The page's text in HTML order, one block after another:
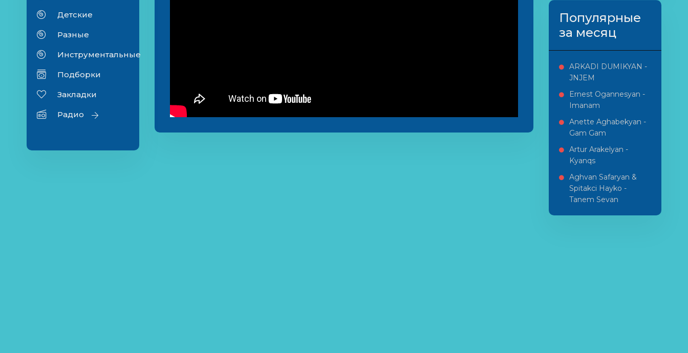
Детские
Разные
Инструментальные
Подборки
Закладки
Радио
Популярные
за месяц
ARKADI DUMIKYAN -
JNJEM
Ernest Ogannesyan -
Imanam
Anette Aghabekyan -
Gam Gam
Artur Arakelyan -
Kyanqs
Aghvan Safaryan &
Spitakci Hayko -
Tanem Sevan